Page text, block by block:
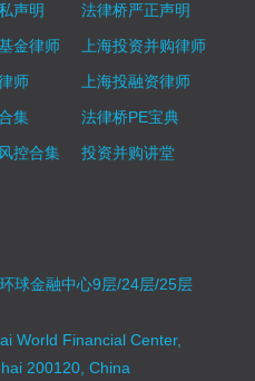
声明
法律桥严正声明
金律师
上海投资并购律师
师
上海投融资律师
集
法律桥PE宝典
控合集
投资并购讲堂
球金融中心9层/24层/25层
World Financial Center,
200120, China